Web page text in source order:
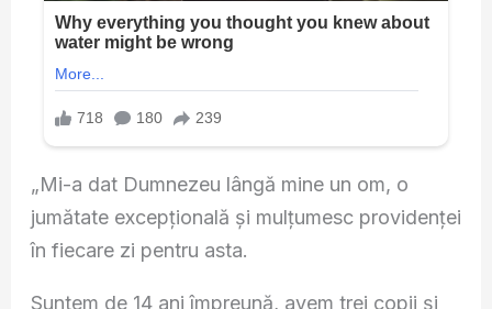
„Mi-a dat Dumnezeu lângă mine un om, o
jumătate excepțională și mulțumesc providenței
în fiecare zi pentru asta.
Suntem de 14 ani împreună, avem trei copii și